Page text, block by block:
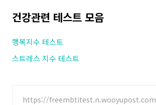
건강관련 테스트 모음
행복지수 테스트
스트레스 지수 테스트
https://freembtitest.n.wooyupost.com